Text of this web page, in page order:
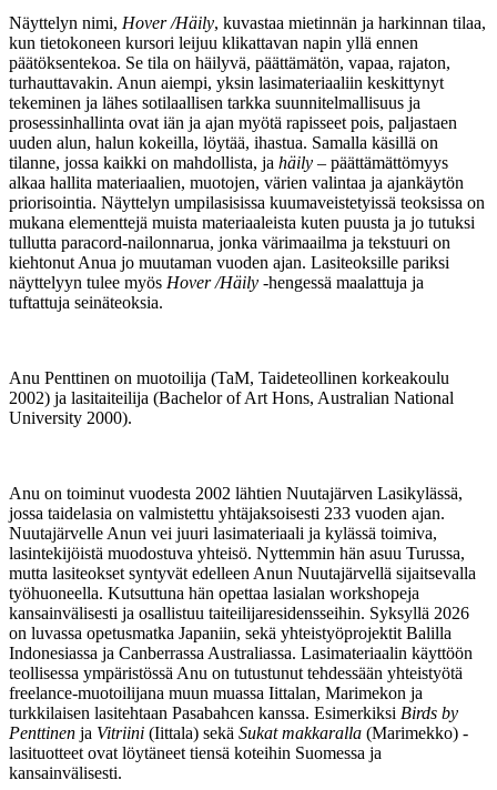
Näyttelyn nimi, Hover /Häily, kuvastaa mietinnän ja harkinnan tilaa,
kun tietokoneen kursori leijuu klikattavan napin yllä ennen
päätöksentekoa. Se tila on häilyvä, päättämätön, vapaa, rajaton,
turhauttavakin. Anun aiempi, yksin lasimateriaaliin keskittynyt
tekeminen ja lähes sotilaallisen tarkka suunnitelmallisuus ja
prosessinhallinta ovat iän ja ajan myötä rapisseet pois, paljastaen
uuden alun, halun kokeilla, löytää, ihastua. Samalla käsillä on
tilanne, jossa kaikki on mahdollista, ja häily – päättämättömyys
alkaa hallita materiaalien, muotojen, värien valintaa ja ajankäytön
priorisointia. Näyttelyn umpilasisissa kuumaveistetyissä teoksissa on
mukana elementtejä muista materiaaleista kuten puusta ja jo tutuksi
tullutta paracord-nailonnarua, jonka värimaailma ja tekstuuri on
kiehtonut Anua jo muutaman vuoden ajan. Lasiteoksille pariksi
näyttelyyn tulee myös Hover /Häily -hengessä maalattuja ja
tuftattuja seinäteoksia.
Anu Penttinen on muotoilija (TaM, Taideteollinen korkeakoulu
2002) ja lasitaiteilija (Bachelor of Art Hons, Australian National
University 2000).
Anu on toiminut vuodesta 2002 lähtien Nuutajärven Lasikylässä,
jossa taidelasia on valmistettu yhtäjaksoisesti 233 vuoden ajan.
Nuutajärvelle Anun vei juuri lasimateriaali ja kylässä toimiva,
lasintekijöistä muodostuva yhteisö. Nyttemmin hän asuu Turussa,
mutta lasiteokset syntyvät edelleen Anun Nuutajärvellä sijaitsevalla
työhuoneella. Kutsuttuna hän opettaa lasialan workshopeja
kansainvälisesti ja osallistuu taiteilijaresidensseihin. Syksyllä 2026
on luvassa opetusmatka Japaniin, sekä yhteistyöprojektit Balilla
Indonesiassa ja Canberrassa Australiassa. Lasimateriaalin käyttöön
teollisessa ympäristössä Anu on tutustunut tehdessään yhteistyötä
freelance-muotoilijana muun muassa Iittalan, Marimekon ja
turkkilaisen lasitehtaan Pasabahcen kanssa. Esimerkiksi Birds by
Penttinen ja Vitriini (Iittala) sekä Sukat makkaralla (Marimekko) -
lasituotteet ovat löytäneet tiensä koteihin Suomessa ja
kansainvälisesti.